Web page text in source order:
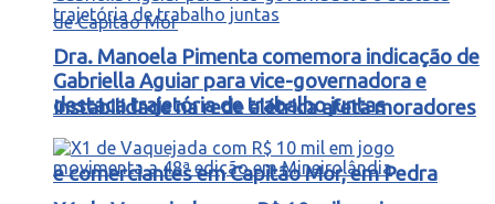
Instabilidade na rede elétrica afeta moradores
e comerciantes em Capitão Mor, em Pedra
Dra. Manoela Pimenta comemora indicação de
Gabriella Aguiar para vice-governadora e
destaca trajetória de trabalho juntas